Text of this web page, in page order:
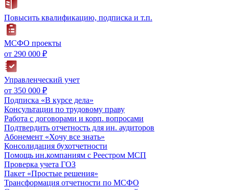
Повысить квалификацию, подписка и т.п.
МСФО проекты
от 290 000 ₽
Управленческий учет
от 350 000 ₽
Подписка «В курсе дела»
Консультации по трудовому праву
Работа с договорами и корп. вопросами
Подтвердить отчетность для ин. аудиторов
Абонемент «Хочу все знать»
Консолидация бухотчетности
Помощь ин.компаниям с Реестром МСП
Проверка учета ГОЗ
Пакет «Простые решения»
Трансформация отчетности по МСФО